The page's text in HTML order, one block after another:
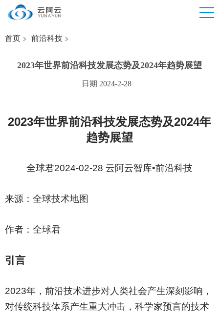
首页 前沿科技
2023年世界前沿科技发展态势及2024年趋势展望
日期 2024-2-28
2023年世界前沿科技发展态势及2024年
趋势展望
全球君2024-02-28 云阿云智库•前沿科技
来源：全球技术地图
作者： 全球君
引言
2023年，前沿技术进步对人类社会产生深刻影响，
对传统科技体系产生重大冲击，科学家预言的技术